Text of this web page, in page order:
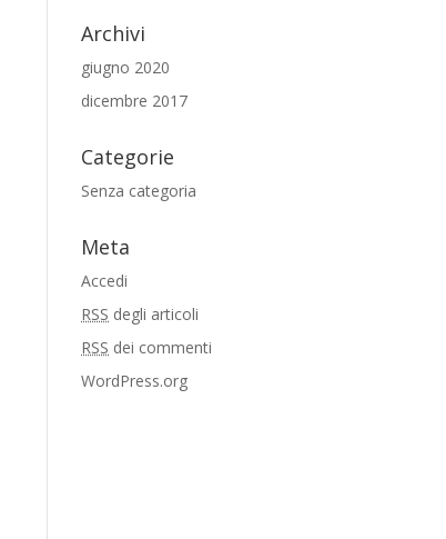
Archivi
giugno 2020
dicembre 2017
Categorie
Senza categoria
Meta
Accedi
RSS degli articoli
RSS dei commenti
WordPress.org